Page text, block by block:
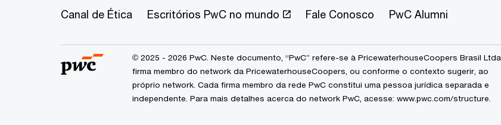
Canal de Ética Escritórios PwC no mundo Fale Conosco PwC Alumni
© 2025 - 2026 PwC. Neste documento, “PwC” refere-se à PricewaterhouseCoopers Brasil Ltda.,
firma membro do network da PricewaterhouseCoopers, ou conforme o contexto sugerir, ao
próprio network. Cada firma membro da rede PwC constitui uma pessoa jurídica separada e
independente. Para mais detalhes acerca do network PwC, acesse: www.pwc.com/structure